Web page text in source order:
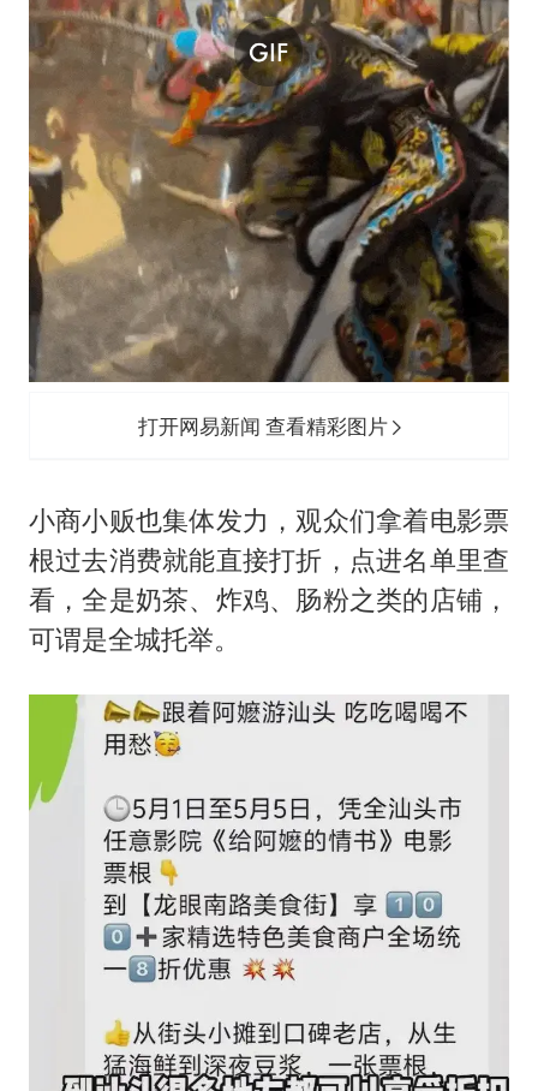
打开网易新闻 查看精彩图片
小商小贩也集体发力，观众们拿着电影票
根过去消费就能直接打折，点进名单里查
看，全是奶茶、炸鸡、肠粉之类的店铺，
可谓是全城托举。